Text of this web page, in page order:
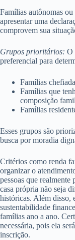
Famílias autônomas
apresentar uma
comprovem sua
Grupos prioritários: O
preferencial para
Famílias
Famílias que
composição
Famílias
Esses grupos são
busca por moradia
Critérios como renda
organizar o
pessoas que
casa própria não seja
históricas. Além disso,
sustentabilidade
famílias ano a ano.
necessária, pois ela
inscrição.